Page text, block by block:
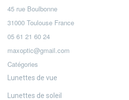
45 rue Boulbonne
31000 Toulouse France
05 61 21 60 24
maxoptic@gmail.com
Catégories
Lunettes de vue
Lunettes de soleil